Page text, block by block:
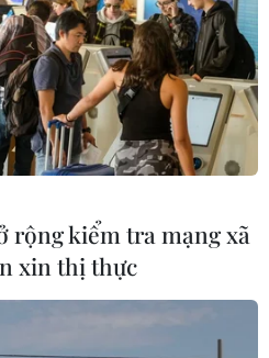
rộng kiểm tra mạng xã
xin thị thực